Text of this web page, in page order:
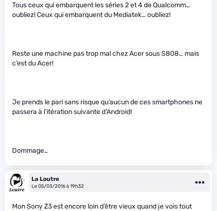
Tous ceux qui embarquent les séries 2 et 4 de Qualcomm…
oubliez! Ceux qui embarquent du Mediatek… oubliez!
Reste une machine pas trop mal chez Acer sous S808… mais
c’est du Acer!
Je prends le pari sans risque qu’aucun de ces smartphones ne
passera à l’itération suivante d’Android!
Dommage…
La Loutre
Le 05/03/2016 à 19h32
Mon Sony Z3 est encore loin d’être vieux quand je vois tout